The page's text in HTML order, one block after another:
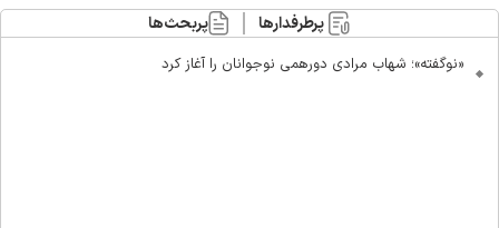
پرطرفدارها پربحث‌ها
«نوگفته»؛ شهاب مرادی دورهمی نوجوانان را آغاز کرد